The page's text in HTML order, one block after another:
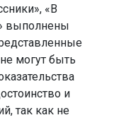
«В
выполнены
могут быть
и
так как не